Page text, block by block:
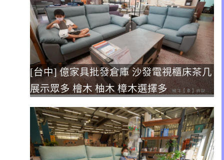
[台中] 億家具批發倉庫 沙發電視櫃床茶几
展示眾多 檜木 柚木 樟木選擇多